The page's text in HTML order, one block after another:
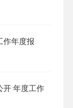
作年度报
开 年度工作